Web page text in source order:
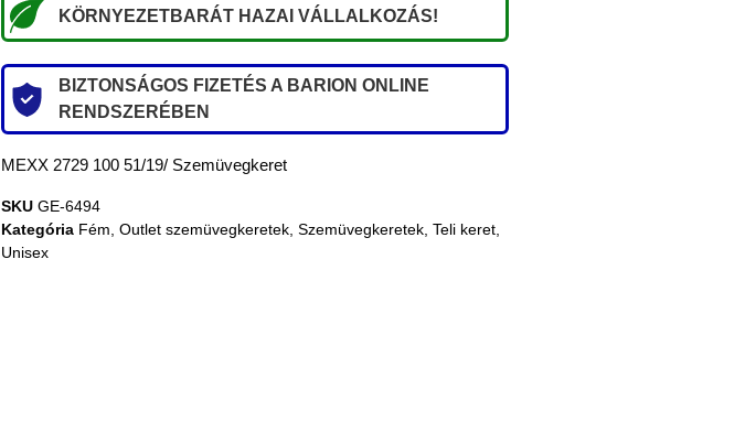
KÖRNYEZETBARÁT HAZAI VÁLLALKOZÁS!
BIZTONSÁGOS FIZETÉS A BARION ONLINE
RENDSZERÉBEN
MEXX 2729 100 51/19/ Szemüvegkeret
SKU GE-6494
Kategória Fém, Outlet szemüvegkeretek, Szemüvegkeretek, Teli keret,
Unisex